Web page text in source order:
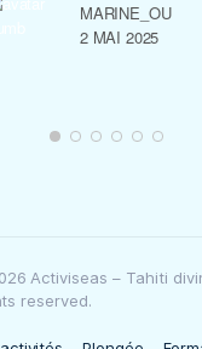
MARINE_OU
2 MAI 2025
Activiseas – Tahiti
reserved.